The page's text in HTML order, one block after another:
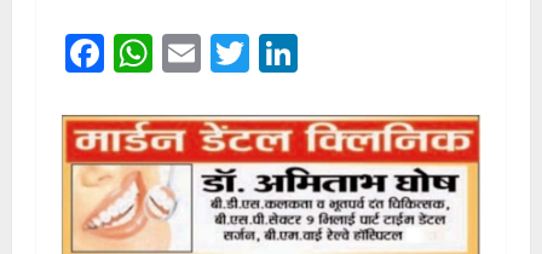
Facebook
WhatsApp
EmailTwitter